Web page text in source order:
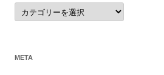
category
META